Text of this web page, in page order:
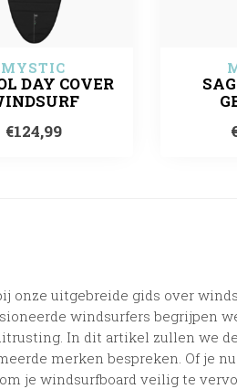
MYSTIC
DAY COVER
€124,99
onze uitgebreide gids over
windsurfers begrijpen
In dit artikel zullen we
merken bespreken. Of je
je windsurfboard veilig te